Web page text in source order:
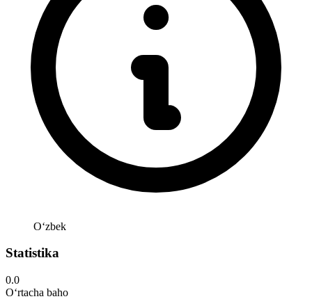
Oʻzbek
Statistika
0.0
O‘rtacha baho